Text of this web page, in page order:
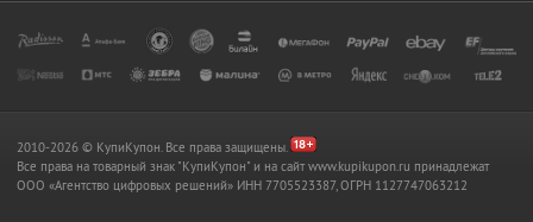
2010-2026 © КупиКупон. Все права защищены.
Все права на товарный знак "КупиКупон" и на сайт www.kupikupon.ru принадлежат
OOO «Агентство цифровых решений» ИНН 7705523387, ОГРН 1127747063212